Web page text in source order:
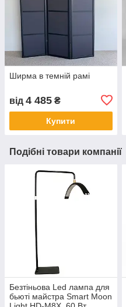
Ширма в темній рамі
від 4 485 ₴
Купити
Подібні товари компанії
Безтіньова Led лампа для
бьюті майстра Smart Moon